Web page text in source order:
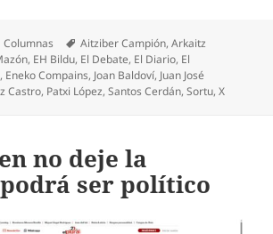
Categorías
Columnas Etiquetas
Aitziber Campión,Arkaitz
, EH Bildu, El Debate, El Diario, El
, Eneko Compains, Joan Baldoví, Juan José
Castro, Patxi López,Santos Cerdán,Sortu,X
no deje la
ser político